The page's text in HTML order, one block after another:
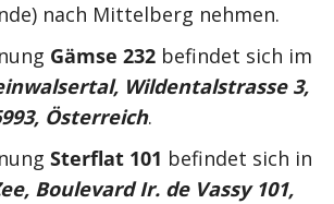
nach Mittelberg nehmen.
Gämse 232 befindet sich im
Wildentalstrasse 3,
Österreich.
Sterflat 101 befindet sich in
Boulevard Ir. de Vassy 101,